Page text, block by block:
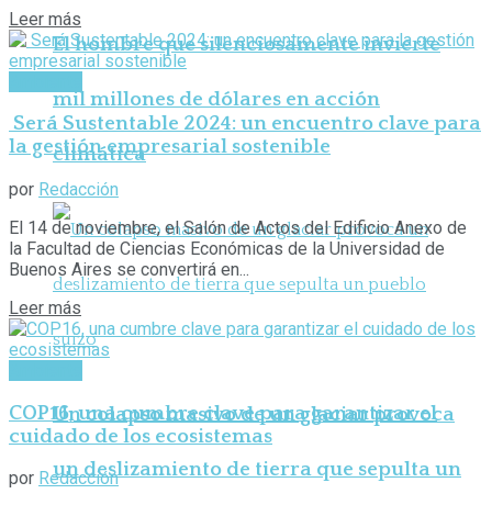
El hombre que silenciosamente invierte
mil millones de dólares en acción
climática
Un colapso masivo de un glaciar provoca
un deslizamiento de tierra que sepulta un
Leer más
Será Sustentable 2024: un encuentro clave para
la gestión empresarial sostenible
por Redacción
El 14 de noviembre, el Salón de Actos del Edificio Anexo de
la Facultad de Ciencias Económicas de la Universidad de
Buenos Aires se convertirá en...
Leer más
COP16, una cumbre clave para garantizar el
cuidado de los ecosistemas
por Redacción